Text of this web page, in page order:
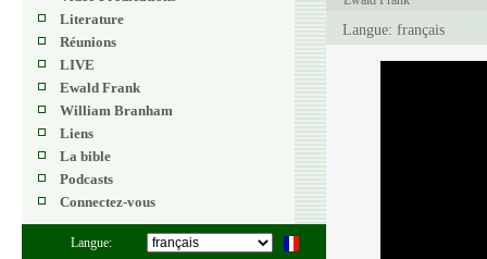
Literature
Réunions
LIVE
Ewald Frank
William Branham
Liens
La bible
Podcasts
Connectez-vous
Langue:
Langue: français